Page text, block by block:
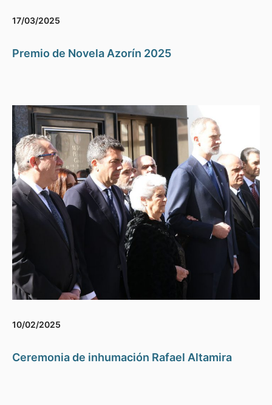
17/03/2025
Premio de Novela Azorín 2025
10/02/2025
Ceremonia de inhumación Rafael Altamira